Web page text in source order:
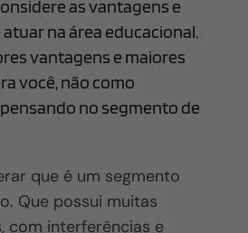
as vantagens e
na área educacional.
vantagens e maiores
você, não como
no segmento de
que é um segmento
Que possui muitas
com interferências e